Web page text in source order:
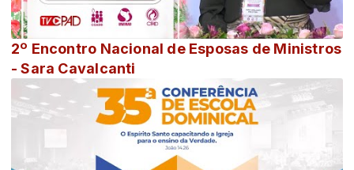
2º Encontro Nacional de Esposas de Ministros
- Sara Cavalcanti